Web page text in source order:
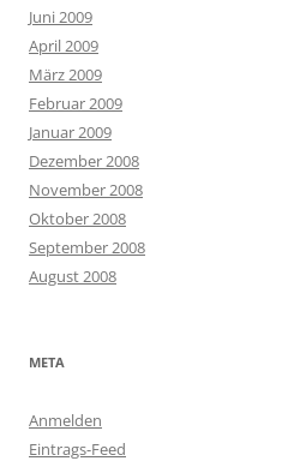
Juni 2009
April 2009
März 2009
Februar 2009
Januar 2009
Dezember 2008
November 2008
Oktober 2008
September 2008
August 2008
META
Anmelden
Eintrags-Feed